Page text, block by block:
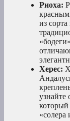
Риоха:
из
Херес:
узнайте
который
«солера